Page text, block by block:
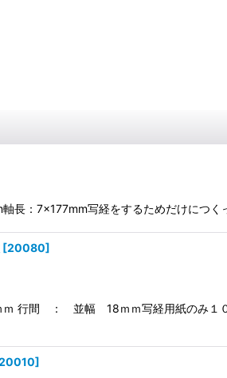
長：7×177mm写経をするためだけにつ
[20080]
行間 ： 並幅 18ｍｍ写経用紙のみ１０
]